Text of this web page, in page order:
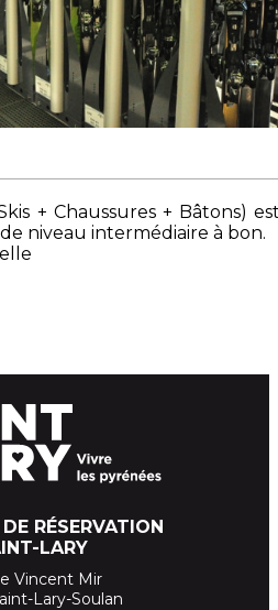
+ Chaussures + Bâtons)
niveau intermédiaire à bon.
RÉSERVATION
LARY
Vincent Mir
Lary-Soulan